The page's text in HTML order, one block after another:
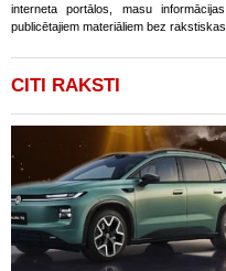
interneta portālos, masu
publicētajiem materiāliem bez
CITI RAKSTI